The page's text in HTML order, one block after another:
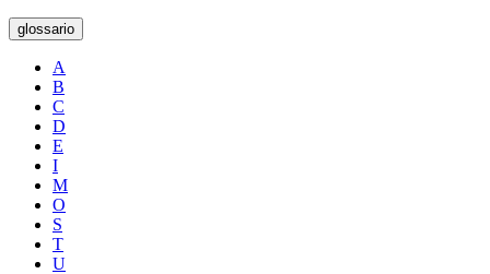
glossario
A
B
C
D
E
I
M
O
S
T
U